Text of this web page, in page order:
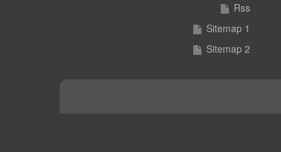
Rss
Sitemap 1
Sitemap 2